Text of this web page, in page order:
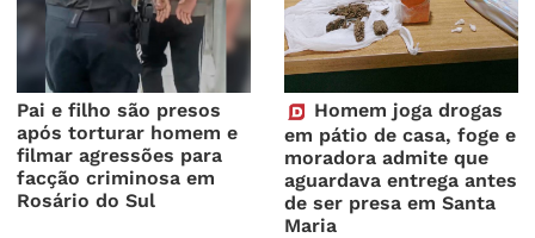
Pai e filho são presos
após torturar homem e
filmar agressões para
facção criminosa em
Rosário do Sul
Homem joga drogas
em pátio de casa, foge e
moradora admite que
aguardava entrega antes
de ser presa em Santa
Maria